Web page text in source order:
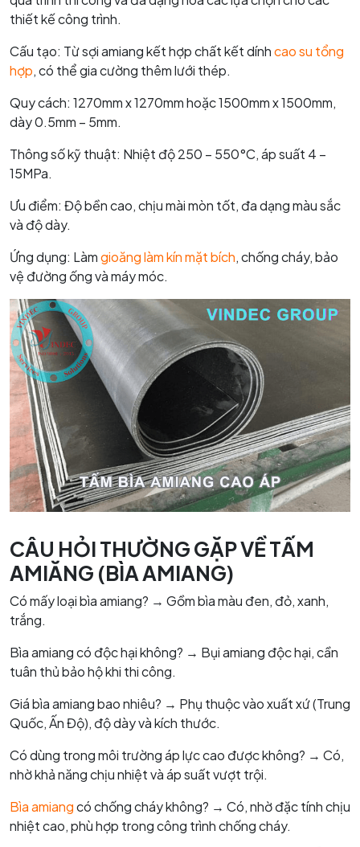
thiết kế công trình.
Cấu tạo: Từ sợi amiang kết hợp chất kết dínhcao su tổng
hợp, có thể gia cường thêm lưới thép.
Quy cách: 1270mm x 1270mm hoặc 1500mm x 1500mm,
dày 0.5mm – 5mm.
Thông số kỹ thuật: Nhiệt độ 250 – 550°C, áp suất 4 –
15MPa.
Ưu điểm: Độ bền cao, chịu mài mòn tốt, đa dạng màu sắc
và độ dày.
Ứng dụng: Làmgioăng làm kín mặt bích, chống cháy, bảo
vệ đường ống và máy móc.
CÂU HỎI THƯỜNG GẶP VỀ TẤM
AMIĂNG (BÌA AMIANG)
Có mấy loại bìa amiang? → Gồm bìa màu đen, đỏ, xanh,
trắng.
Bìa amiang có độc hại không? → Bụi amiang độc hại, cần
tuân thủ bảo hộ khi thi công.
Giá bìa amiang bao nhiêu? → Phụ thuộc vào xuất xứ (Trung
Quốc, Ấn Độ), độ dày và kích thước.
Có dùng trong môi trường áp lực cao được không? → Có,
nhờ khả năng chịu nhiệt và áp suất vượt trội.
Bìa amiangcó chống cháy không? → Có, nhờ đặc tính chịu
nhiệt cao, phù hợp trong công trình chống cháy.